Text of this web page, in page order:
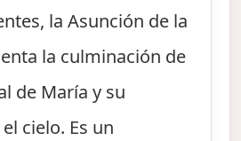
la Asunción de la
la culminación de
de María y su
cielo. Es un